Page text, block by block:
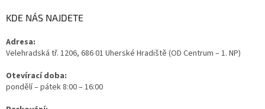
KDE NÁS NAJDETE
Adresa:
Velehradská tř. 1206, 686 01 Uherské Hradiště (OD Centrum – 1. NP)
Otevírací doba:
pondělí – pátek 8:00 – 16:00